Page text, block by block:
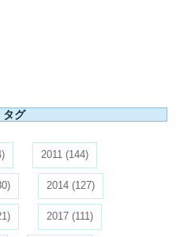
タグ
2011 (144)
2014 (127)
2017 (111)